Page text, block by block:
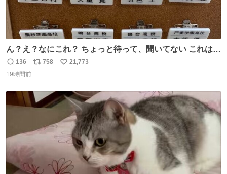
ん？え？なにこれ？ ちょっと待って、聞いてない これは販
売されているのもですか？
返
信
136
リ
ト
数
758
い
数
21,773
19時間前